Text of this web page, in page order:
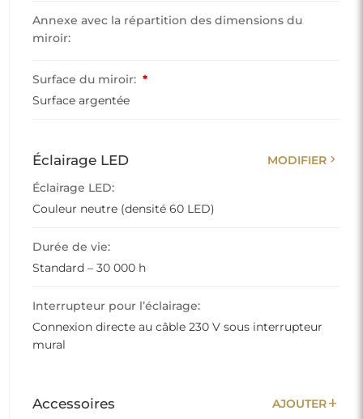
Annexe avec la répartition des dimensions du
miroir:
Surface du miroir: *
Surface argentée
Éclairage LED MODIFIER chevron_right
Éclairage LED:
Couleur neutre (densité 60 LED)
Durée de vie:
Standard – 30 000 h
Interrupteur pour l’éclairage:
Connexion directe au câble 230 V sous interrupteur
mural
Accessoires AJOUTERadd